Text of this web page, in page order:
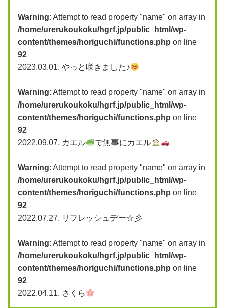
Warning: Attempt to read property "name" on array in
/home/urerukoukoku/hgrf.jp/public_html/wp-
content/themes/horiguchi/functions.php on line
92
2023.03.01. やっと咲きました♪
Warning: Attempt to read property "name" on array in
/home/urerukoukoku/hgrf.jp/public_html/wp-
content/themes/horiguchi/functions.php on line
92
2022.09.07. カエル で無事にカエル
Warning: Attempt to read property "name" on array in
/home/urerukoukoku/hgrf.jp/public_html/wp-
content/themes/horiguchi/functions.php on line
92
2022.07.27. リフレッシュデー☆彡
Warning: Attempt to read property "name" on array in
/home/urerukoukoku/hgrf.jp/public_html/wp-
content/themes/horiguchi/functions.php on line
92
2022.04.11. さくら